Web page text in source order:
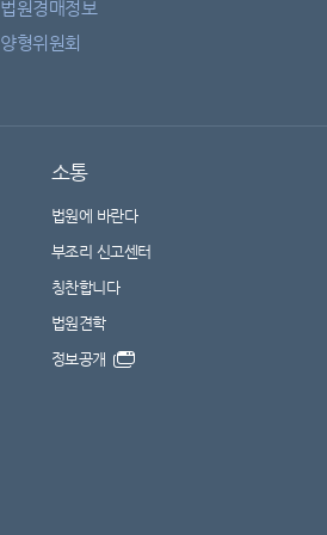
법원경매정보
양형위원회
소통
법원에 바란다
부조리 신고센터
칭찬합니다
법원견학
정보공개